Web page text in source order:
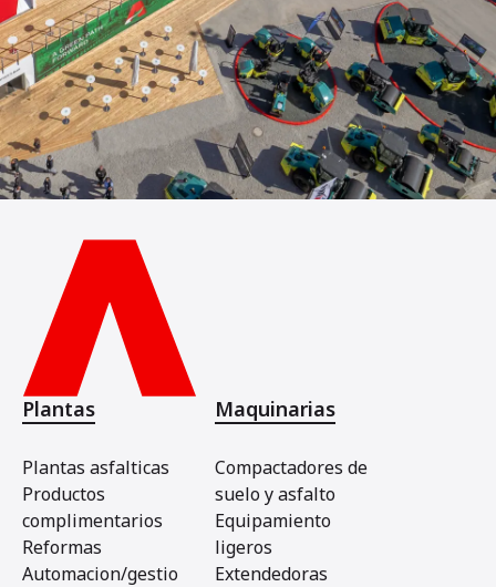
Plantas
Plantas asfalticas
Productos
complimentarios
Reformas
Automacion/gestio
Maquinarias
Compactadores de
suelo y asfalto
Equipamiento
ligeros
Extendedoras